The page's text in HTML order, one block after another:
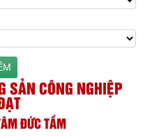
SẢN CÔNG NGHIỆP
ĐỨC TẦM